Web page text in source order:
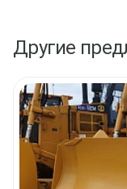
Другие